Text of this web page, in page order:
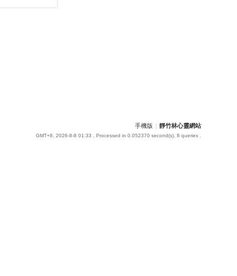
手機版 靜竹林心靈網站
GMT+8, 2026-8-8 01:33 , Processed in 0.052370 second(s), 8 queries .